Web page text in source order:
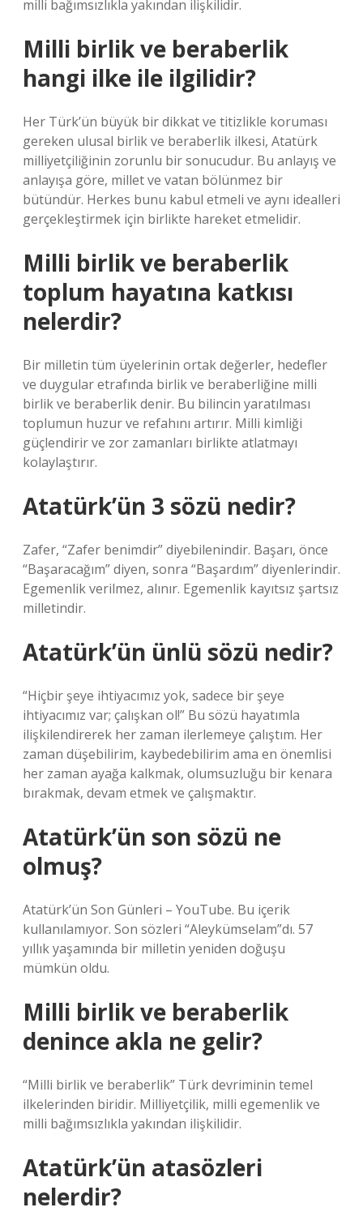
milli bağımsızlıkla yakından ilişkilidir.
Milli birlik ve beraberlik
hangi ilke ile ilgilidir?
Her Türk’ün büyük bir dikkat ve titizlikle koruması
gereken ulusal birlik ve beraberlik ilkesi, Atatürk
milliyetçiliğinin zorunlu bir sonucudur. Bu anlayış ve
anlayışa göre, millet ve vatan bölünmez bir
bütündür. Herkes bunu kabul etmeli ve aynı idealleri
gerçekleştirmek için birlikte hareket etmelidir.
Milli birlik ve beraberlik
toplum hayatına katkısı
nelerdir?
Bir milletin tüm üyelerinin ortak değerler, hedefler
ve duygular etrafında birlik ve beraberliğine milli
birlik ve beraberlik denir. Bu bilincin yaratılması
toplumun huzur ve refahını artırır. Milli kimliği
güçlendirir ve zor zamanları birlikte atlatmayı
kolaylaştırır.
Atatürk’ün 3 sözü nedir?
Zafer, “Zafer benimdir” diyebilenindir. Başarı, önce
“Başaracağım” diyen, sonra “Başardım” diyenlerindir.
Egemenlik verilmez, alınır. Egemenlik kayıtsız şartsız
milletindir.
Atatürk’ün ünlü sözü nedir?
“Hiçbir şeye ihtiyacımız yok, sadece bir şeye
ihtiyacımız var; çalışkan ol!” Bu sözü hayatımla
ilişkilendirerek her zaman ilerlemeye çalıştım. Her
zaman düşebilirim, kaybedebilirim ama en önemlisi
her zaman ayağa kalkmak, olumsuzluğu bir kenara
bırakmak, devam etmek ve çalışmaktır.
Atatürk’ün son sözü ne
olmuş?
Atatürk’ün Son Günleri – YouTube. Bu içerik
kullanılamıyor. Son sözleri “Aleykümselam”dı. 57
yıllık yaşamında bir milletin yeniden doğuşu
mümkün oldu.
Milli birlik ve beraberlik
denince akla ne gelir?
“Milli birlik ve beraberlik” Türk devriminin temel
ilkelerinden biridir. Milliyetçilik, milli egemenlik ve
milli bağımsızlıkla yakından ilişkilidir.
Atatürk’ün atasözleri
nelerdir?